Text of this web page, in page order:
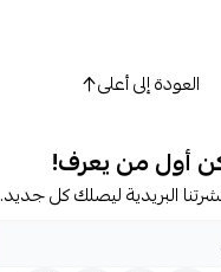
العودة إلى أعلى
أول من يعرف!
البريدية ليصلك كل جديد.